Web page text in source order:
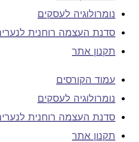
נומרולוגיה לעסקים
סדנת העצמה רוחנית
תקנון אתר
עמוד הקורסים
נומרולוגיה לעסקים
סדנת העצמה רוחנית
תקנון אתר